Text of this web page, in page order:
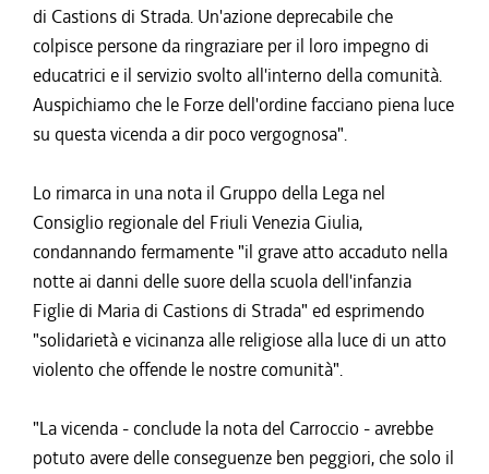
di Castions di Strada. Un'azione deprecabile che
colpisce persone da ringraziare per il loro impegno di
educatrici e il servizio svolto all'interno della comunità.
Auspichiamo che le Forze dell'ordine facciano piena luce
su questa vicenda a dir poco vergognosa".
Lo rimarca in una nota il Gruppo della Lega nel
Consiglio regionale del Friuli Venezia Giulia,
condannando fermamente "il grave atto accaduto nella
notte ai danni delle suore della scuola dell'infanzia
Figlie di Maria di Castions di Strada" ed esprimendo
"solidarietà e vicinanza alle religiose alla luce di un atto
violento che offende le nostre comunità".
"La vicenda - conclude la nota del Carroccio - avrebbe
potuto avere delle conseguenze ben peggiori, che solo il